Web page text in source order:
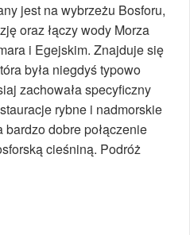
jest na wybrzeżu Bosforu,
oraz łączy wody Morza
i Egejskim. Znajduje się
była niegdyś typowo
zachowała specyficzny
rybne i nadmorskie
dobre połączenie
cieśniną. Podróż